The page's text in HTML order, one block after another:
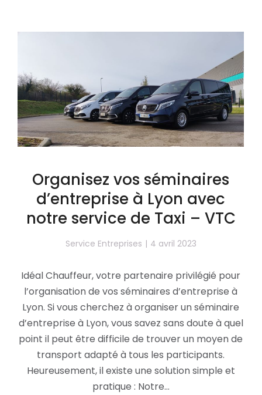
Organisez vos séminaires
d’entreprise à Lyon avec
notre service de Taxi – VTC
Service Entreprises 4 avril 2023
Idéal Chauffeur, votre partenaire privilégié pour
l’organisation de vos séminaires d’entreprise à
Lyon. Si vous cherchez à organiser un séminaire
d’entreprise à Lyon, vous savez sans doute à quel
point il peut être difficile de trouver un moyen de
transport adapté à tous les participants.
Heureusement, il existe une solution simple et
pratique : Notre…